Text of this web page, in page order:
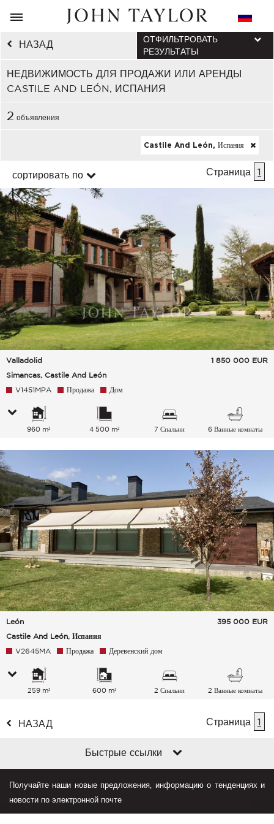
НАЗАД
НЕДВИЖИМОСТЬ ДЛЯ ПРОДАЖИ ИЛИ АРЕНДЫ
CASTILE AND LEÓN, ИСПАНИЯ
ОТФИЛЬТРОВАТЬ
РЕЗУЛЬТАТЫ
2 объявления
Castile And León, Испания
сортировать по Страница 1
Valladolid
Simancas, Castile And León
1 850 000 EUR
V1451MPA Продажа Дом
960 m² 4 500 m² 7 Спальни 6 Ванные комнаты
León
Castile And León, Испания
395 000 EUR
V2645MA Продажа Деревенский дом
259 m² 600 m² 2 Спальни 2 Ванные комнаты
НАЗАД Страница 1
Быстрые ссылки
Получайте наши новые предложения, информацию о тенденциях и
новости по электронной почте